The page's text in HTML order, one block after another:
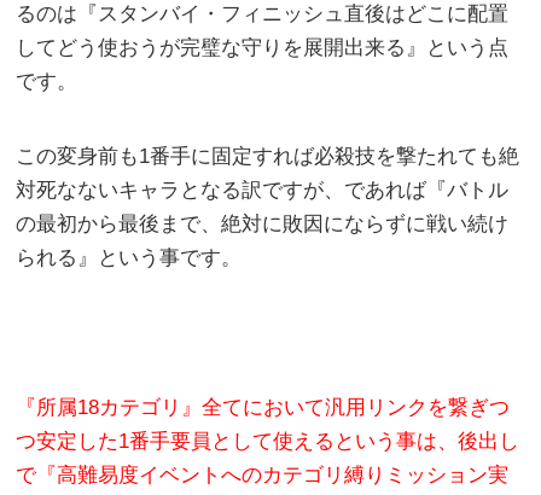
るのは『スタンバイ・フィニッシュ直後はどこに配置
してどう使おうが完璧な守りを展開出来る』という点
です。
この変身前も1番手に固定すれば必殺技を撃たれても絶
対死なないキャラとなる訳ですが、であれば『バトル
の最初から最後まで、絶対に敗因にならずに戦い続け
られる』という事です。
『所属18カテゴリ』全てにおいて汎用リンクを繋ぎつ
つ安定した1番手要員として使えるという事は、後出し
で『高難易度イベントへのカテゴリ縛りミッション実